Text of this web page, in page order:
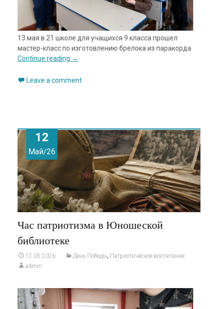
13 мая в 21 школе для учащихся 9 класса прошел
мастер-класс по изготовлению брелока из паракорда
Continue reading →
Leave a comment
12
Май/26
Час патриотизма в Юношеской
библиотеке
12.05.2026 День Победы, Патриотическое воспитание
admin